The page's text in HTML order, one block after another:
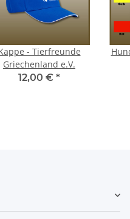
- Tierfreunde
Griechenland e.V.
12,00 € *